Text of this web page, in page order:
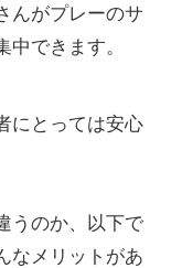
んがプレーのサ
できます。
にとっては安心
うのか、以下で
なメリットがあ